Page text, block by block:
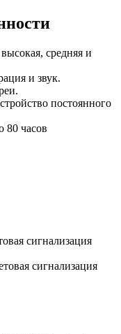
средняя и
и звук.
постоянного
80 часов
сигнализация
сигнализация